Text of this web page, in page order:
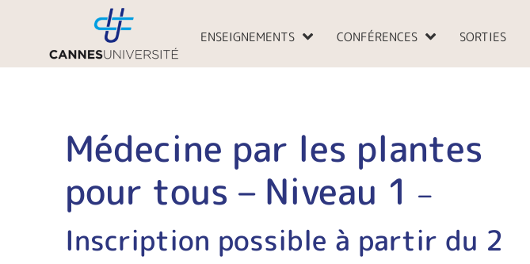
ENSEIGNEMENTS CONFÉRENCES SORTIES
Médecine par les plantes
pour tous – Niveau 1 –
Inscription possible à partir du 2